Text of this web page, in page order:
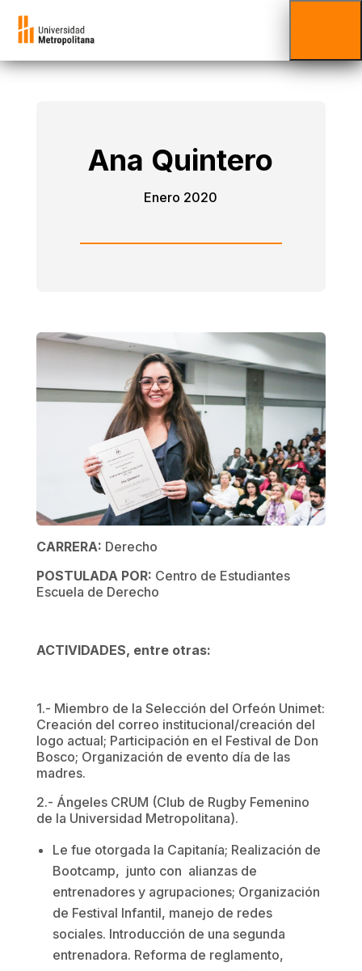
Ana Quintero
Enero 2020
CARRERA: Derecho
POSTULADA POR: Centro de Estudiantes
Escuela de Derecho
ACTIVIDADES, entre otras:
1.- Miembro de la Selección del Orfeón Unimet:
Creación del correo institucional/creación del
logo actual; Participación en el Festival de Don
Bosco; Organización de evento día de las
madres.
2.- Ángeles CRUM (Club de Rugby Femenino
de la Universidad Metropolitana).
Le fue otorgada la Capitanía; Realización de
Bootcamp, junto con alianzas de
entrenadores y agrupaciones; Organización
de Festival Infantil, manejo de redes
sociales. Introducción de una segunda
entrenadora. Reforma de reglamento,